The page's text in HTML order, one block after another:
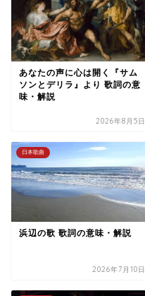
あなたの声に心は開く『サム
ソンとデリラ』より 歌詞の意
味・解説
2026年8月5日
日本歌曲
浜辺の歌 歌詞の意味・解説
2026年7月10日